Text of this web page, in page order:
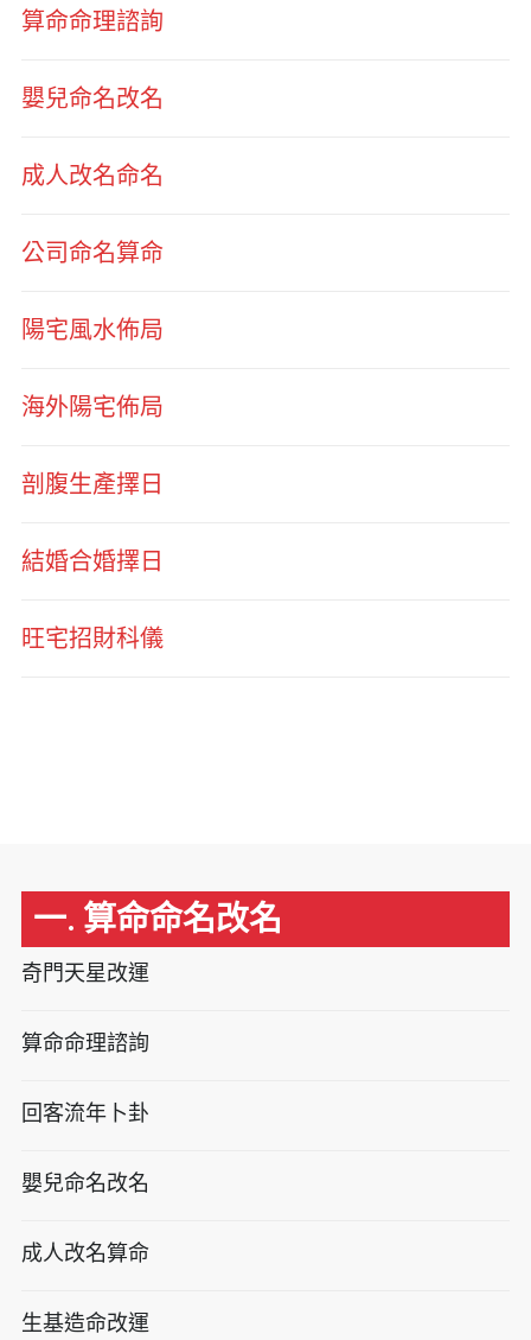
算命命理諮詢
嬰兒命名改名
成人改名命名
公司命名算命
陽宅風水佈局
海外陽宅佈局
剖腹生產擇日
結婚合婚擇日
旺宅招財科儀
一. 算命命名改名
奇門天星改運
算命命理諮詢
回客流年卜卦
嬰兒命名改名
成人改名算命
生基造命改運